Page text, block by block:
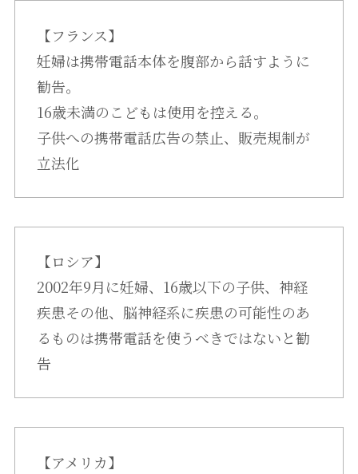
【フランス】
妊婦は携帯電話本体を腹部から話すように
勧告。
16歳未満のこどもは使用を控える。
子供への携帯電話広告の禁止、販売規制が
立法化
【ロシア】
2002年9月に妊婦、16歳以下の子供、神経
疾患その他、脳神経系に疾患の可能性のあ
るものは携帯電話を使うべきではないと勧
告
【アメリカ】